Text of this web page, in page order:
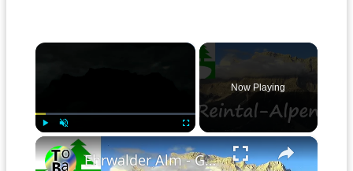
×
Unmute Fullscreen
Now Playing
×
Ehrwalder Alm - Gatterl - Reintal